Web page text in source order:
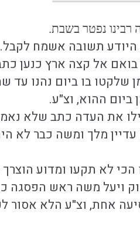
רבינו נפטר בשבת.
היודע תשובה אשמח לקבל.
אל קצה ארץ כנען
שלקטו בו ביום נהנו עד
ההוא, וצ"ע.
את העדה כתב שלא
מלך ומשה כבר לא
לא תקעו ומדוע
ויעל משה ראש הפסגה
אחת, וצ"ע הלא אסור